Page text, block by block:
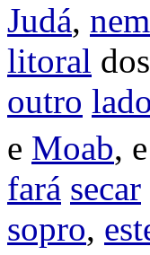
Judá, nem
litoral dos
outro lado
e Moab,
fará secar
sopro,